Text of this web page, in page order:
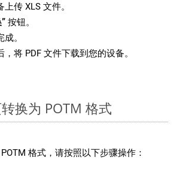
传 XLS 文件。
按钮。
。
，将 PDF 文件下载到您的设备。
换为 POTM 格式
格式，请按照以下步骤操作：